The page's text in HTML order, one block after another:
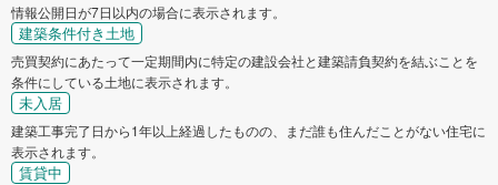
情報公開日が7日以内の場合に表示されます。
建築条件付き土地
売買契約にあたって一定期間内に特定の建設会社と建築請負契約を結ぶことを
条件にしている土地に表示されます。
未入居
建築工事完了日から1年以上経過したものの、まだ誰も住んだことがない住宅に
表示されます。
賃貸中